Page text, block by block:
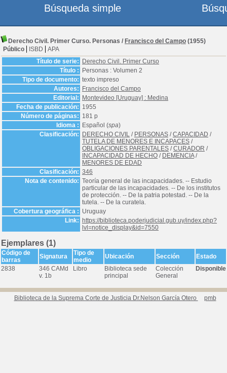
Derecho Civil. Primer Curso. Personas / Francisco del Campo (1955)
Público
ISBD
APA
Título de serie:
Derecho Civil. Primer Curso
Título :
Personas : Volumen 2
Tipo de documento: texto impreso
Autores:
Francisco del Campo
Editorial:
Montevideo [Uruguay] : Medina
Fecha de publicación: 1955
Número de páginas: 181 p
Idioma :
Español (spa)
Clasificación:
DERECHO CIVIL / PERSONAS /CAPACIDAD /
TUTELA DE MENORES E INCAPACES /
OBLIGACIONES PARENTALES /CURADOR /
INCAPACIDAD DE HECHO / DEMENCIA/
MENORES DE EDAD
Clasificación: 346
Nota de contenido: Teoría general de las incapacidades. -- Estudio
particular de las incapacidades. -- De los institutos
de protección. -- De la patria potestad. -- De la
tutela. -- De la curatela.
Cobertura geográfica : Uruguay
Link:
https://biblioteca.poderjudicial.gub.uy/index.php?
lvl=notice_display&id=7550
Ejemplares (1)
Código de
barras
Signatura
Tipo de
medio
Ubicación Sección
Estado
2838
346 CAMd
v. 1b
Libro
Biblioteca sede
principal
Colección
General
Disponible
Biblioteca de la Suprema Corte de Justicia Dr.Nelson García Otero pmb
Búsqueda simple